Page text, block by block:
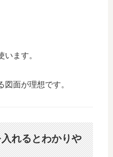
ます。
面が理想です。
れるとわかりや